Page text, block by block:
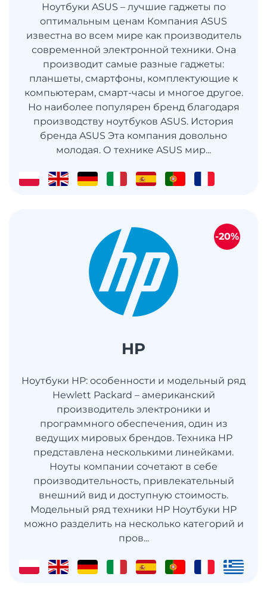
Ноутбуки ASUS – лучшие гаджеты по
оптимальным ценам Компания ASUS
известна во всем мире как производитель
современной электронной техники. Она
производит самые разные гаджеты:
планшеты, смартфоны, комплектующие к
компьютерам, смарт-часы и многое другое.
Но наиболее популярен бренд благодаря
производству ноутбуков ASUS. История
бренда ASUS Эта компания довольно
молодая. О технике ASUS мир...
HP
Ноутбуки HP: особенности и модельный ряд
Hewlett Packard – американский
производитель электроники и
программного обеспечения, один из
ведущих мировых брендов. Техника HP
представлена несколькими линейками.
Ноуты компании сочетают в себе
производительность, привлекательный
внешний вид и доступную стоимость.
Модельный ряд техники HP Ноутбуки HP
можно разделить на несколько категорий и
пров...
-20%